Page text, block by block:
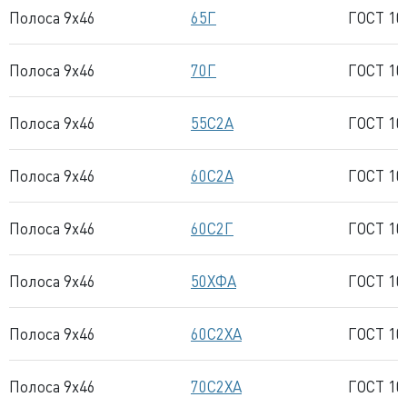
Полоса 9x46 65Г ГОСТ
Полоса 9x46 70Г ГОСТ
Полоса 9x46 55С2А ГОСТ
Полоса 9x46 60С2А ГОСТ
Полоса 9x46 60С2Г ГОСТ
Полоса 9x46 50ХФА ГОСТ
Полоса 9x46 60С2ХА ГОСТ
Полоса 9x46 70С2ХА ГОСТ